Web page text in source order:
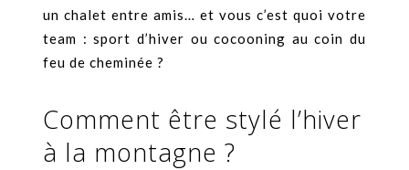
un chalet entre amis… et vous c’est quoi votre
team : sport d’hiver ou cocooning au coin du
feu de cheminée ?
Comment être stylé l’hiver
à la montagne ?